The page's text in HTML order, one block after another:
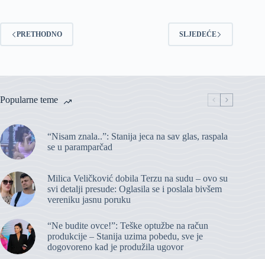
PRETHODNO SLJEDEĆE
Popularne teme
“Nisam znala..”: Stanija jeca na sav glas, raspala
se u paramparčad
Milica Veličković dobila Terzu na sudu – ovo su
svi detalji presude: Oglasila se i poslala bivšem
vereniku jasnu poruku
“Ne budite ovce!”: Teške optužbe na račun
produkcije – Stanija uzima pobedu, sve je
dogovoreno kad je produžila ugovor